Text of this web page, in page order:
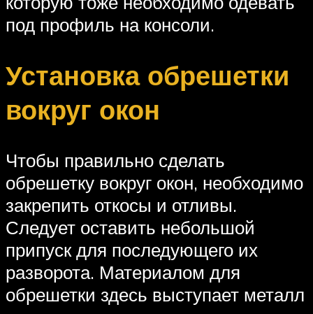
под профиль на консоли.
Установка обрешетки
вокруг окон
Чтобы правильно сделать
обрешетку вокруг окон, необходимо
закрепить откосы и отливы.
Следует оставить небольшой
припуск для последующего их
разворота. Материалом для
обрешетки здесь выступает металл